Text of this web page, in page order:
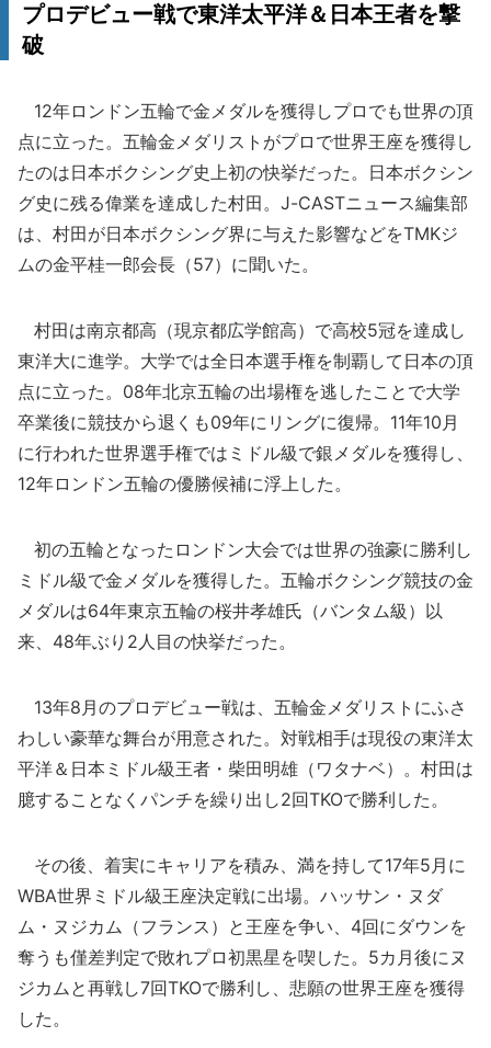
プロデビュー戦で東洋太平洋＆日本王者を撃
破
12年ロンドン五輪で金メダルを獲得しプロでも世界の頂
点に立った。五輪金メダリストがプロで世界王座を獲得し
たのは日本ボクシング史上初の快挙だった。日本ボクシン
グ史に残る偉業を達成した村田。J-CASTニュース編集部
は、村田が日本ボクシング界に与えた影響などをTMKジ
ムの金平桂一郎会長（57）に聞いた。
村田は南京都高（現京都広学館高）で高校5冠を達成し
東洋大に進学。大学では全日本選手権を制覇して日本の頂
点に立った。08年北京五輪の出場権を逃したことで大学
卒業後に競技から退くも09年にリングに復帰。11年10月
に行われた世界選手権ではミドル級で銀メダルを獲得し、
12年ロンドン五輪の優勝候補に浮上した。
初の五輪となったロンドン大会では世界の強豪に勝利し
ミドル級で金メダルを獲得した。五輪ボクシング競技の金
メダルは64年東京五輪の桜井孝雄氏（バンタム級）以
来、48年ぶり2人目の快挙だった。
13年8月のプロデビュー戦は、五輪金メダリストにふさ
わしい豪華な舞台が用意された。対戦相手は現役の東洋太
平洋＆日本ミドル級王者・柴田明雄（ワタナベ）。村田は
臆することなくパンチを繰り出し2回TKOで勝利した。
その後、着実にキャリアを積み、満を持して17年5月に
WBA世界ミドル級王座決定戦に出場。ハッサン・ヌダ
ム・ヌジカム（フランス）と王座を争い、4回にダウンを
奪うも僅差判定で敗れプロ初黒星を喫した。5カ月後にヌ
ジカムと再戦し7回TKOで勝利し、悲願の世界王座を獲得
した。